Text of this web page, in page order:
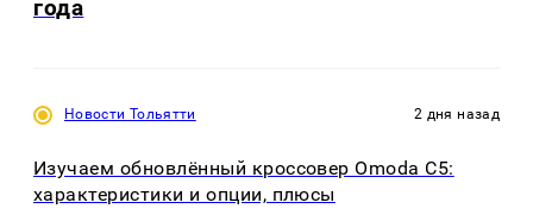
года
Новости Тольятти 2 дня назад
Изучаем обновлённый кроссовер Omoda C5:
характеристики и опции, плюсы